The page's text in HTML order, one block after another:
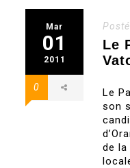
Mar
01
2011
0
Le
Le
son
de la